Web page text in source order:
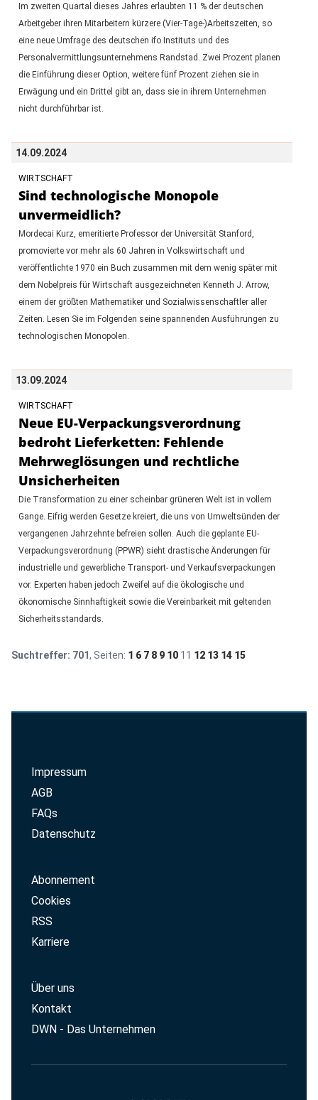
Im zweiten Quartal dieses Jahres erlaubten 11 % der deutschen
Arbeitgeber ihren Mitarbeitern kürzere (Vier-Tage-)Arbeitszeiten, so
eine neue Umfrage des deutschen ifo Instituts und des
Personalvermittlungsunternehmens Randstad. Zwei Prozent planen
die Einführung dieser Option, weitere fünf Prozent ziehen sie in
Erwägung und ein Drittel gibt an, dass sie in ihrem Unternehmen
nicht durchführbar ist.
14.09.2024
WIRTSCHAFT
Sind technologische Monopole
unvermeidlich?
Mordecai Kurz, emeritierte Professor der Universität Stanford,
promovierte vor mehr als 60 Jahren in Volkswirtschaft und
veröffentlichte 1970 ein Buch zusammen mit dem wenig später mit
dem Nobelpreis für Wirtschaft ausgezeichneten Kenneth J. Arrow,
einem der größten Mathematiker und Sozialwissenschaftler aller
Zeiten. Lesen Sie im Folgenden seine spannenden Ausführungen zu
technologischen Monopolen.
13.09.2024
WIRTSCHAFT
Neue EU-Verpackungsverordnung
bedroht Lieferketten: Fehlende
Mehrweglösungen und rechtliche
Unsicherheiten
Die Transformation zu einer scheinbar grüneren Welt ist in vollem
Gange. Eifrig werden Gesetze kreiert, die uns von Umweltsünden der
vergangenen Jahrzehnte befreien sollen. Auch die geplante EU-
Verpackungsverordnung (PPWR) sieht drastische Änderungen für
industrielle und gewerbliche Transport- und Verkaufsverpackungen
vor. Experten haben jedoch Zweifel auf die ökologische und
ökonomische Sinnhaftigkeit sowie die Vereinbarkeit mit geltenden
Sicherheitsstandards.
Suchtreffer: 701, Seiten: 1 6 7 8 9 10 11 12 13 14 15
Impressum
AGB
FAQs
Datenschutz
Abonnement
Cookies
RSS
Karriere
Über uns
Kontakt
DWN - Das Unternehmen